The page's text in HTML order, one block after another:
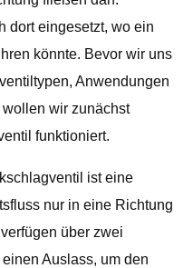
dort eingesetzt, wo ein
könnte. Bevor wir uns
Anwendungen
wir zunächst
funktioniert.
ist eine
nur in eine Richtung
über zwei
Auslass, um den